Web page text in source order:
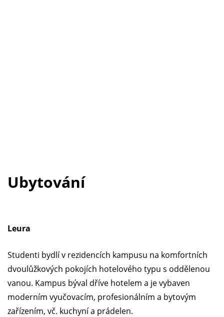
Ubytování
Leura
Studenti bydlí v rezidencích kampusu na komfortních
dvoulůžkových pokojích hotelového typu s oddělenou
vanou. Kampus býval dříve hotelem a je vybaven
moderním vyučovacím, profesionálním a bytovým
zařízením, vč. kuchyní a prádelen.